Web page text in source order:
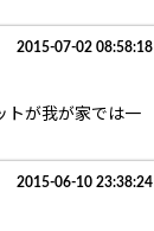
2015-07-02 08:58:18
トが我が家では一
2015-06-10 23:38:24